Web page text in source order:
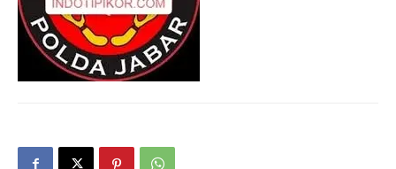
I've read and accept thePrivacy Policy